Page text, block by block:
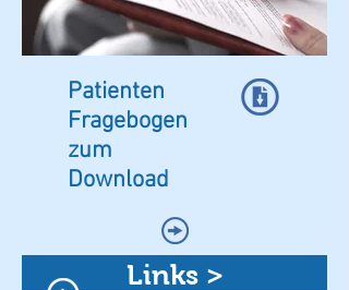
Patienten
Fragebogen
zum
Download
Links >